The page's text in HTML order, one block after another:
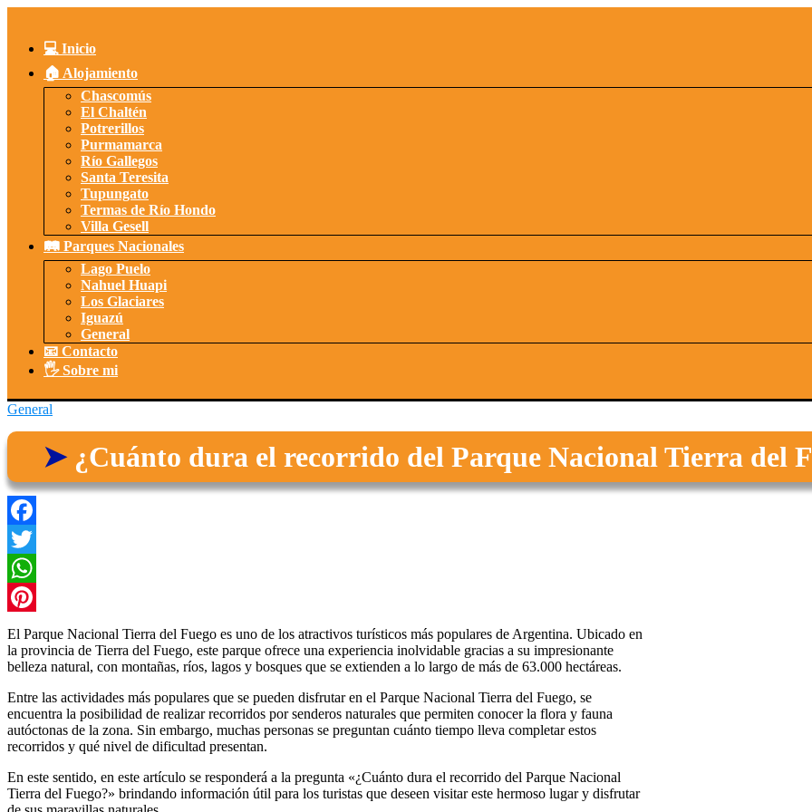
contenido💻 Inicio
🏠 Alojamiento
Chascomús
El Chaltén
Potrerillos
Purmamarca
Río Gallegos
Santa Teresita
Tupungato
Termas de Río Hondo
Villa Gesell
🛤️ Parques Nacionales
Lago Puelo
Nahuel Huapi
Los Glaciares
Iguazú
General
📧 Contacto
🖐️ Sobre mi
General
¿Cuánto dura el recorrido del Parque Nacional Tierra del
Facebook
Twitter
WhatsApp
Pinterest
El Parque Nacional Tierra del Fuego es uno de los atractivos turísticos más populares de Argentina. Ubicado en
la provincia de Tierra del Fuego, este parque ofrece una experiencia inolvidable gracias a su impresionante
belleza natural, con montañas, ríos, lagos y bosques que se extienden a lo largo de más de 63.000 hectáreas.
Entre las actividades más populares que se pueden disfrutar en el Parque Nacional Tierra del Fuego, se
encuentra la posibilidad de realizar recorridos por senderos naturales que permiten conocer la flora y fauna
autóctonas de la zona. Sin embargo, muchas personas se preguntan cuánto tiempo lleva completar estos
recorridos y qué nivel de dificultad presentan.
En este sentido, en este artículo se responderá a la pregunta «¿Cuánto dura el recorrido del Parque Nacional
Tierra del Fuego?» brindando información útil para los turistas que deseen visitar este hermoso lugar y disfrutar